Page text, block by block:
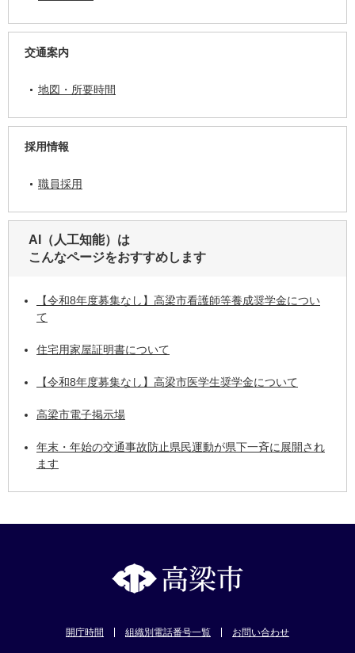
交通案内
地図・所要時間
採用情報
職員採用
AI（人工知能）は
こんなページをおすすめします
【令和8年度募集なし】高梁市看護師等養成奨学金につい
て
住宅用家屋証明書について
【令和8年度募集なし】高梁市医学生奨学金について
高梁市電子掲示場
年末・年始の交通事故防止県民運動が県下一斉に展開され
ます
開庁時間 組織別電話番号一覧 お問い合わせ